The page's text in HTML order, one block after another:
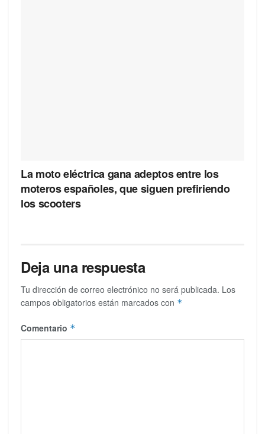
La moto eléctrica gana adeptos entre los
moteros españoles, que siguen prefiriendo
los scooters
Deja una respuesta
Tu dirección de correo electrónico no será publicada. Los
campos obligatorios están marcados con *
Comentario *